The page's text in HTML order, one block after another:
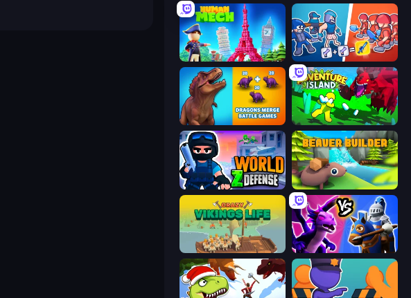
Human Mech
Dragons Merge: Battle Games Adventure Island 2D
World Z Defense - Zombie Defense Beaver Builder
Crazy Vikings Life Merge! Dragons vs Knights